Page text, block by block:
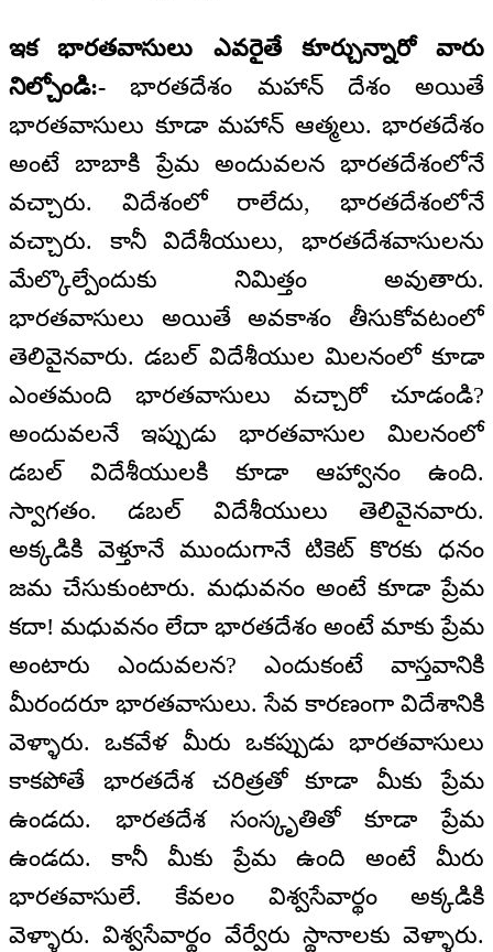
ఇక భారతవాసులు ఎవరైతే కూర్చున్నారో వారు
నిల్చోండి:- భారతదేశం మహాన్ దేశం అయితే
భారతవాసులు కూడా మహాన్ ఆత్మలు. భారతదేశం
అంటే బాబాకి ప్రేమ అందువలన భారతదేశంలోనే
వచ్చారు. విదేశంలో రాలేదు, భారతదేశంలోనే
వచ్చారు. కానీ విదేశీయులు, భారతదేశవాసులను
మేల్కొల్పేందుకు నిమిత్తం అవుతారు.
భారతవాసులు అయితే అవకాశం తీసుకోవటంలో
తెలివైనవారు. డబల్ విదేశీయుల మిలనంలో కూడా
ఎంతమంది భారతవాసులు వచ్చారో చూడండి?
అందువలనే ఇప్పుడు భారతవాసుల మిలనంలో
డబల్ విదేశీయులకి కూడా ఆహ్వానం ఉంది.
స్వాగతం. డబల్ విదేశీయులు తెలివైనవారు.
అక్కడికి వెళ్తూనే ముందుగానే టికెట్ కొరకు ధనం
జమ చేసుకుంటారు. మధువనం అంటే కూడా ప్రేమ
కదా! మధువనం లేదా భారతదేశం అంటే మాకు ప్రేమ
అంటారు ఎందువలన? ఎందుకంటే వాస్తవానికి
మీరందరూ భారతవాసులు. సేవ కారణంగా విదేశానికి
వెళ్ళారు. ఒకవేళ మీరు ఒకప్పుడు భారతవాసులు
కాకపోతే భారతదేశ చరిత్రతో కూడా మీకు ప్రేమ
ఉండదు. భారతదేశ సంస్కృతితో కూడా ప్రేమ
ఉండదు. కానీ మీకు ప్రేమ ఉంది అంటే మీరు
భారతవాసులే. కేవలం విశ్వసేవార్థం అక్కడికి
వెళ్ళారు. విశ్వసేవార్థం వేర్వేరు స్థానాలకు వెళ్ళారు.